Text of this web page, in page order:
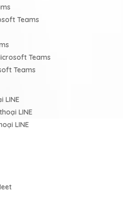
Teams
Teams
Teams
LINE
LINE
LINE